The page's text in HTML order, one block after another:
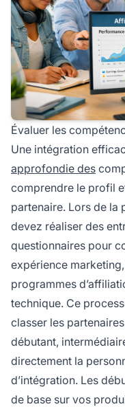
Évaluer les
Une intégration
approfondie des
comprendre le profil
partenaire. Lors de la
devez réaliser des
questionnaires pour
expérience
programmes
technique. Ce
classer les
débutant,
directement la
d’intégration. Les
de base sur vos